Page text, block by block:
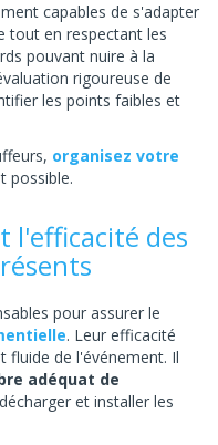
capables de s'adapter
tout en respectant les
pouvant nuire à la
rigoureuse de
les points faibles et
organisez votre
possible.
l'efficacité des
pour assurer le
. Leur efficacité
fluide de l'événement. Il
adéquat de
et installer les